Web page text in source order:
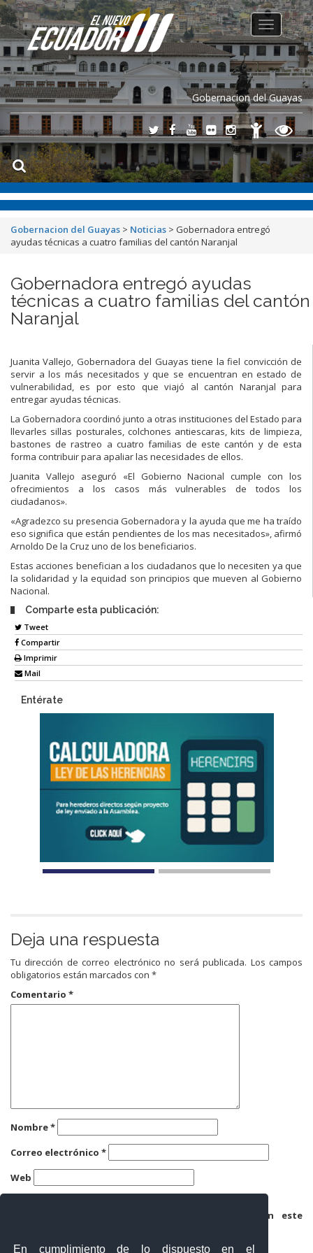
En cumplimiento de lo dispuesto en el
Gobernacion del Guayas
Toggle
navigation
Gobernacion del Guayas > Noticias > Gobernadora entregó
ayudas técnicas a cuatro familias del cantón Naranjal
Gobernadora entregó ayudas
técnicas a cuatro familias del cantón
Naranjal
Juanita Vallejo, Gobernadora del Guayas tiene la fiel convicción de
servir a los más necesitados y que se encuentran en estado de
vulnerabilidad, es por esto que viajó al cantón Naranjal para
entregar ayudas técnicas.
La Gobernadora coordinó junto a otras instituciones del Estado para
llevarles sillas posturales, colchones antiescaras, kits de limpieza,
bastones de rastreo a cuatro familias de este cantón y de esta
forma contribuir para apaliar las necesidades de ellos.
Juanita Vallejo aseguró «El Gobierno Nacional cumple con los
ofrecimientos a los casos más vulnerables de todos los
ciudadanos».
«Agradezco su presencia Gobernadora y la ayuda que me ha traído
eso significa que están pendientes de los mas necesitados», afirmó
Arnoldo De la Cruz uno de los beneficiarios.
Estas acciones benefician a los ciudadanos que lo necesiten ya que
la solidaridad y la equidad son principios que mueven al Gobierno
Nacional.
Comparte esta publicación:
Tweet
Compartir
Imprimir
Mail
Entérate
Deja una respuesta
Tu dirección de correo electrónico no será publicada. Los campos
obligatorios están marcados con *
Comentario *
Nombre*
Correo electrónico *
Web
Guarda mi nombre, correo electrónico y web en este